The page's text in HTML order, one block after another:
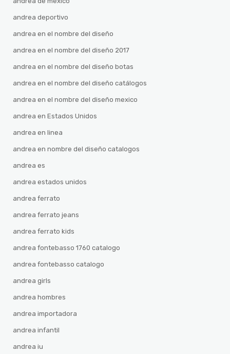
andrea deportivo
andrea en el nombre del diseño
andrea en el nombre del diseño 2017
andrea en el nombre del diseño botas
andrea en el nombre del diseño catálogos
andrea en el nombre del diseño mexico
andrea en Estados Unidos
andrea en linea
andrea en nombre del diseño catalogos
andrea es
andrea estados unidos
andrea ferrato
andrea ferrato jeans
andrea ferrato kids
andrea fontebasso 1760 catalogo
andrea fontebasso catalogo
andrea girls
andrea hombres
andrea importadora
andrea infantil
andrea iu